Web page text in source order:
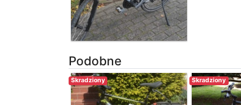
Podobne
Skradziony Skradziony